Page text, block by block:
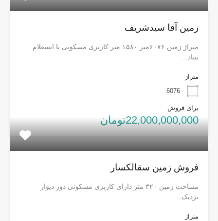
زمین آقا سیدشریف
متراژ زمین ۶۰۷۶متر ۱۵۸۰ متر کاربری مسکونی با استعلام
بنیاد…
متراژ
6076
برای فروش
22,000,000,000تومان
فروش زمین سقالکسار
مساحت زمین ۳۲۰ متر دارای کاربری مسکونی دور دیوار
نزدیک…
متراژ